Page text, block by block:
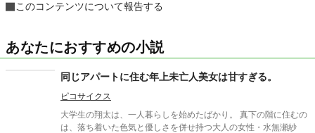
このコンテンツについて報告する
あなたにおすすめの小説
同じアパートに住む年上未亡人美女は甘すぎる。
ピコサイクス
大学生の翔太は、一人暮らしを始めたばかり。 真下の階に住むの
は、落ち着いた色気と優しさを併せ持つ大人の女性・水無瀬紗